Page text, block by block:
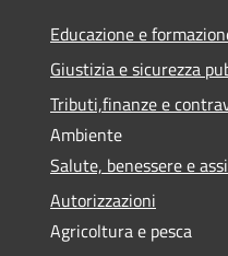
Educazione e
Giustizia e sicurezza
Tributi,finanze e
Ambiente
Salute, benessere e
Autorizzazioni
Agricoltura e pesca